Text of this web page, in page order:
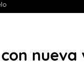
nueva